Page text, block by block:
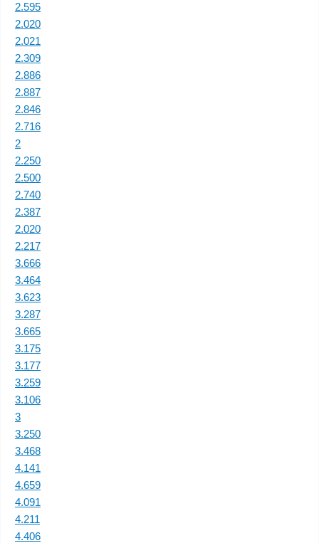
2.595
2.020
2.021
2.309
2.886
2.887
2.846
2.716
2
2.250
2.500
2.740
2.387
2.020
2.217
3.666
3.464
3.623
3.287
3.665
3.175
3.177
3.259
3.106
3
3.250
3.468
4.141
4.659
4.091
4.211
4.406